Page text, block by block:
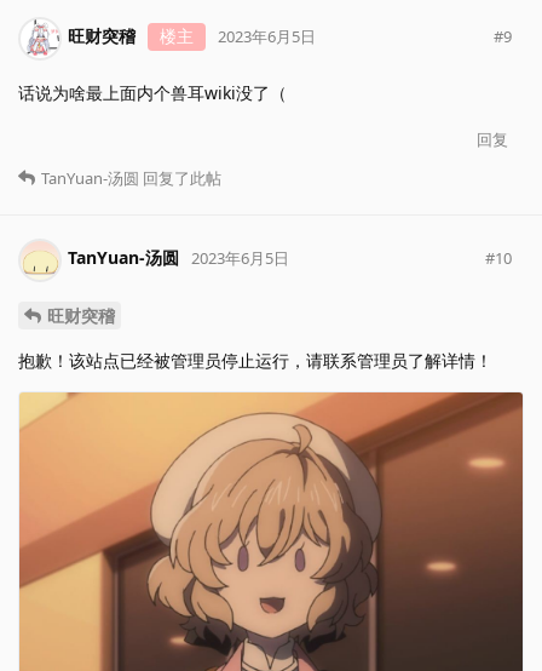
旺财突稽 楼主 2023年6月5日 #9
话说为啥最上面内个兽耳wiki没了（
回复
TanYuan-汤圆 回复了此帖
TanYuan-汤圆 2023年6月5日 #10
旺财突稽
抱歉！该站点已经被管理员停止运行，请联系管理员了解详情！